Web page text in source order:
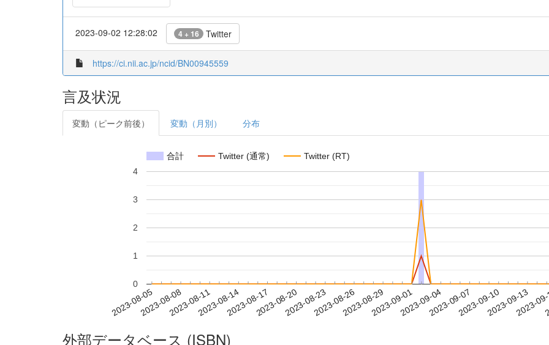
2023-09-02 12:28:02 4 + 16 Twitter
https://ci.nii.ac.jp/ncid/BN00945559
言及状況
変動（ピーク前後） 変動（月別） 分布
合計 Twitter (通常) Twitter (RT)
2023-08-052023-08-082023-08-112023-08-142023-08-172023-08-202023-08-232023-08-262023-08-292023-09-012023-09-042023-09-072023-09-102023-09-13
2023-
0
1
2
3
4
外部データベース (ISBN)